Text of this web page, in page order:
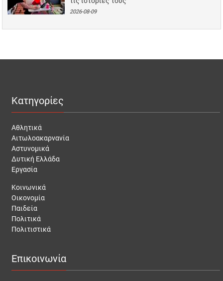
2026-08-09
Κατηγορίες
Αθλητικά
Αιτωλοακαρνανία
Αστυνομικά
Δυτική Ελλάδα
Εργασία
Κοινωνικά
Οικονομία
Παιδεία
Πολιτικά
Πολιτιστικά
Επικοινωνία